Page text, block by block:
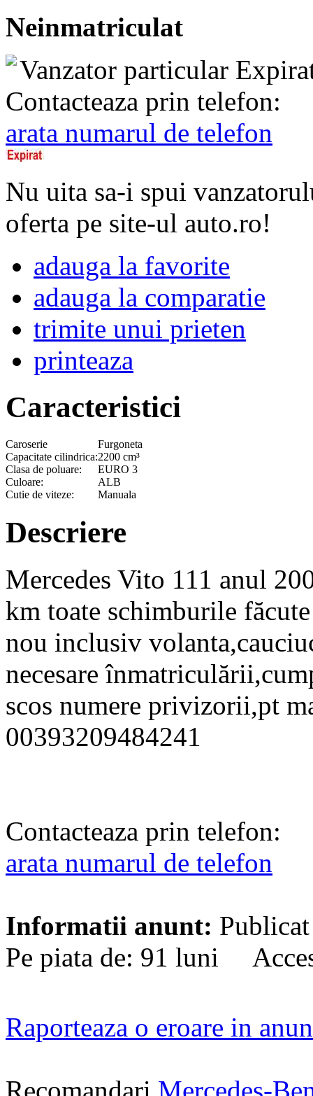
Neinmatriculat
Vanzator particular
Contacteaza prin telefon:
arata numarul de telefon
Nu uita sa-i spui
oferta pe site-ul auto.ro!
adauga la favorite
adauga la comparatie
trimite unui prieten
printeaza
Caracteristici
Caroserie
Furgoneta
Capacitate cilindrica:2200 cm³
Clasa de poluare:
EURO 3
Culoare:
ALB
Cutie de viteze:
Manuala
Descriere
Mercedes Vito 111 anul
km toate schimburile
nou inclusiv
necesare
scos numere privizorii,pt
00393209484241
Contacteaza prin telefon:
arata numarul de telefon
Informatii anunt:
Pe piata de: 91 luni
Raporteaza o eroare in
Recomandari Mercedes-